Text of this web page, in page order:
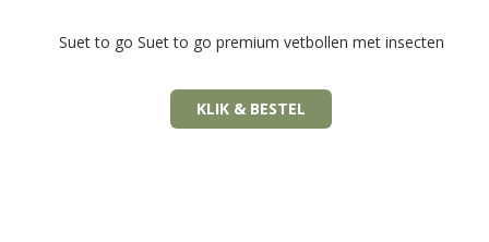
Suet to go Suet to go premium vetbollen met insecten
KLIK & BESTEL